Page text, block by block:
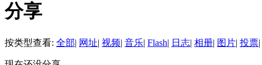
分享
按类型查看: 全部| 网址| 视频| 音乐| Flash| 日志| 相册| 图片| 投票|